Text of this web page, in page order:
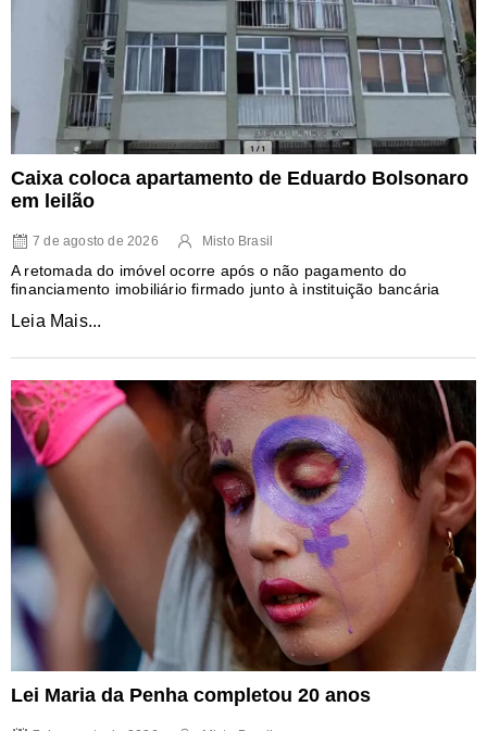
Caixa coloca apartamento de Eduardo Bolsonaro
em leilão
7 de agosto de 2026 Misto Brasil
A retomada do imóvel ocorre após o não pagamento do
financiamento imobiliário firmado junto à instituição bancária
Leia Mais...
Lei Maria da Penha completou 20 anos